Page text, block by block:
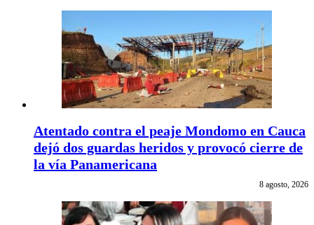
Atentado contra el peaje Mondomo en Cauca
dejó dos guardas heridos y provocó cierre de
la vía Panamericana
8 agosto, 2026